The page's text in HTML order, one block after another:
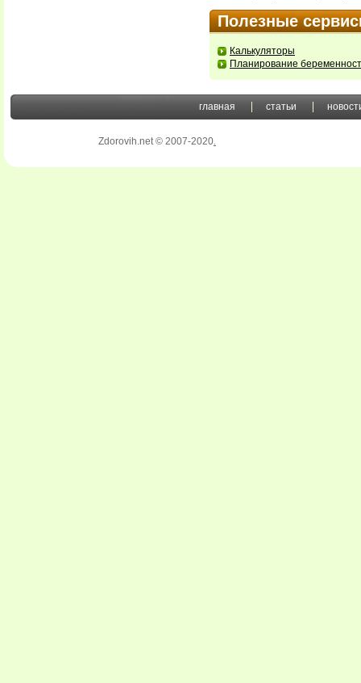
Полезные
Калькуляторы
Планирование
главная статьи
Zdorovih.net © 2007-2020